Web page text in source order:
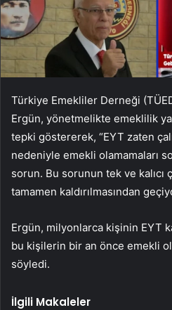
Türkiye Emekliler Derneği
Ergün, yönetmelikte emeklilik
tepki göstererek, “EYT zaten
nedeniyle emekli olamamaları
sorun. Bu sorunun tek ve kalıcı
tamamen kaldırılmasından
Ergün, milyonlarca kişinin EYT
bu kişilerin bir an önce emekli
söyledi.
İlgili Makaleler